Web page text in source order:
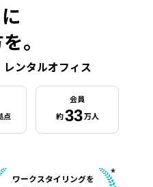
。
ンタルオフィス
点
会員
約33万人
ワークスタイリングを